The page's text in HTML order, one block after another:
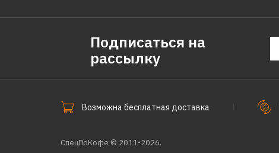
Подписаться на
рассылку
Возможна бесплатная доставка
СпецПоКофе © 2011-2026.